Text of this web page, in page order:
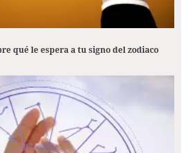
qué le espera a tu signo del zodiaco